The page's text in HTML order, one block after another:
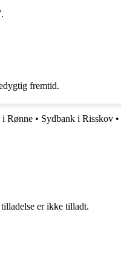
fremtid.
i Rønne • Sydbank i Risskov •
er ikke tilladt.